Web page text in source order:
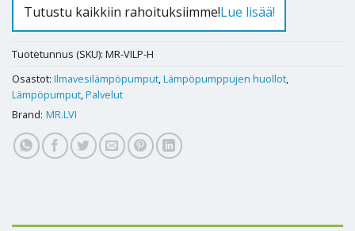
Tutustu kaikkiin rahoituksiimme!Lue lisää!
Tuotetunnus (SKU): MR-VILP-H
Osastot: Ilmavesilämpöpumput,Lämpöpumppujen huollot,
Lämpöpumput,Palvelut
Brand: MR.LVI